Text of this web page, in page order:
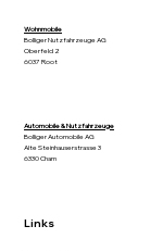
Links
Wohnmobile
Bolliger Nutzfahrzeuge AG
Oberfeld 2
6037 Root
Automobile & Nutzfahrzeuge
Bolliger Automobile AG
Alte Steinhauserstrasse 3
6330 Cham